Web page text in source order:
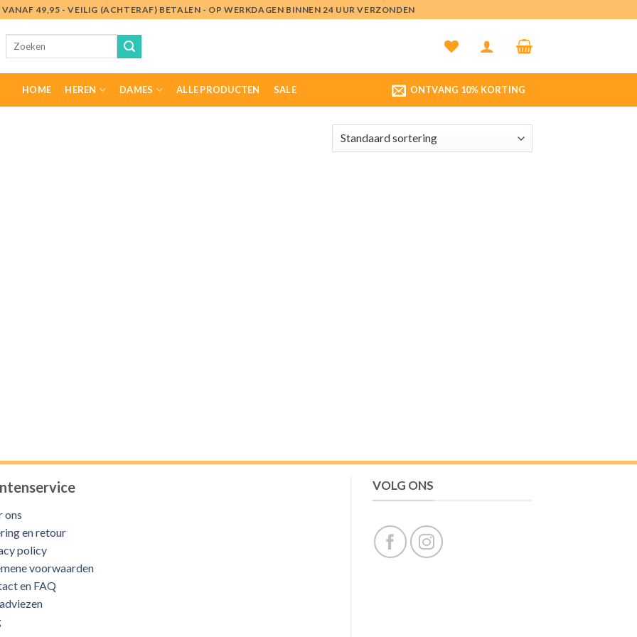
49,95 - VEILIG (ACHTERAF) BETALEN - OP WERKDAGEN BINNEN 24 UUR VERZONDEN
Zoeken
HOME HEREN DAMES ALLE PRODUCTEN SALE ONTVANG 10% KORTING
ons
en retour
policy
voorwaarden
en FAQ
VOLG ONS